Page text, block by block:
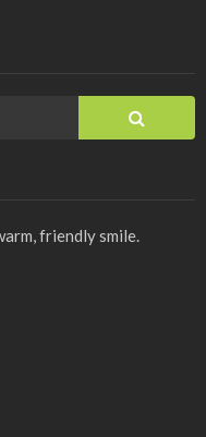
friendly smile.